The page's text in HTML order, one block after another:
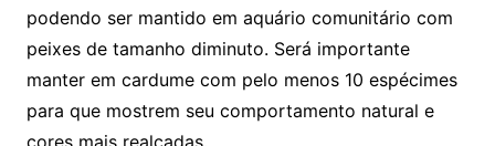
podendo ser mantido em aquário comunitário com
peixes de tamanho diminuto. Será importante
manter em cardume com pelo menos 10 espécimes
para que mostrem seu comportamento natural e